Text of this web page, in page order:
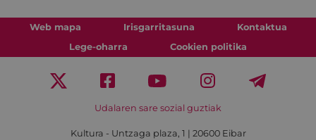
Web mapa Irisgarritasuna
Kontaktua
Lege-oharra
Cookien politika
Udalaren sare sozial guztiak
Kultura - Untzaga plaza, 1 | 20600 Eibar